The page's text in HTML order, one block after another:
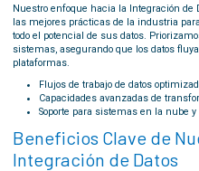
Nuestro enfoque hacia la Integración de
las mejores prácticas de la industria
todo el potencial de sus datos.
sistemas, asegurando que los datos
plataformas.
Flujos de trabajo de datos
Capacidades avanzadas de
Soporte para sistemas en la nube y
Beneficios Clave de
Integración de Datos